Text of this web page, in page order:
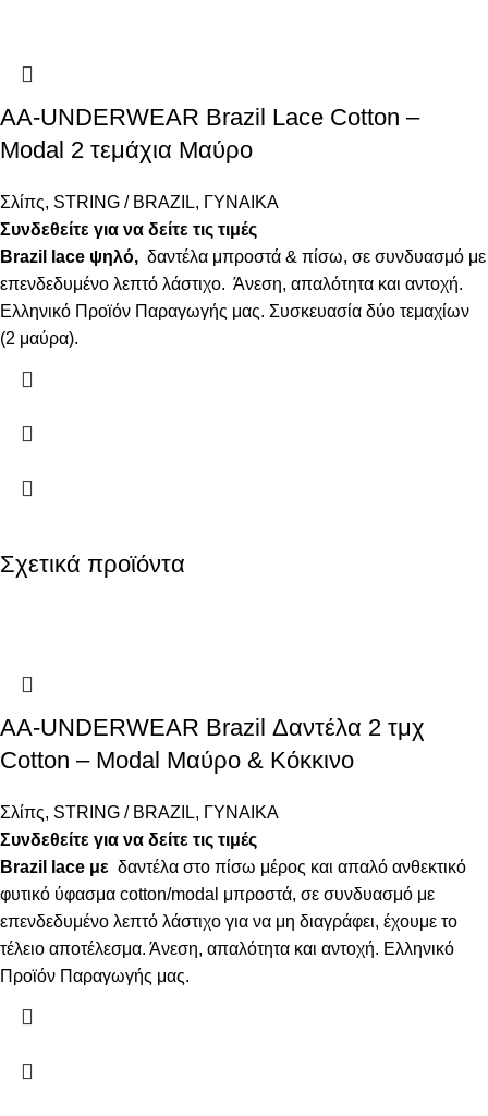
AA-UNDERWEAR Brazil Lace Cotton –
Modal 2 τεμάχια Μαύρο
Σλίπς, STRING / BRAZIL, ΓΥΝΑΙΚΑ
Συνδεθείτε για να δείτε τις τιμές
Brazil lace ψηλό, δαντέλα μπροστά & πίσω, σε συνδυασμό με
επενδεδυμένο λεπτό λάστιχο. Άνεση, απαλότητα και αντοχή.
Ελληνικό Προϊόν Παραγωγής μας. Συσκευασία δύο τεμαχίων
(2 μαύρα).
Σχετικά προϊόντα
AA-UNDERWEAR Brazil Δαντέλα 2 τμχ
Cotton – Modal Μαύρο & Κόκκινο
Σλίπς, STRING / BRAZIL, ΓΥΝΑΙΚΑ
Συνδεθείτε για να δείτε τις τιμές
Brazil lace με δαντέλα στο πίσω μέρος και απαλό ανθεκτικό
φυτικό ύφασμα cotton/modal μπροστά, σε συνδυασμό με
επενδεδυμένο λεπτό λάστιχο για να μη διαγράφει, έχουμε το
τέλειο αποτέλεσμα. Άνεση, απαλότητα και αντοχή. Ελληνικό
Προϊόν Παραγωγής μας.